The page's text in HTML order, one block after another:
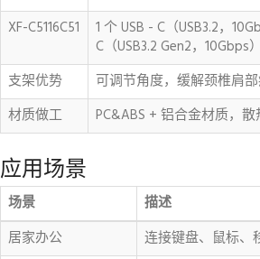
XF-C5116C51
1 个 USB - C（USB3.2，
C（USB3.2 Gen2，10Gbps
支架优势
可调节角度，缓解颈椎肩
材质做工
PC&ABS + 铝合金材质，
应用场景
场景
描述
居家办公
连接键盘、鼠标、